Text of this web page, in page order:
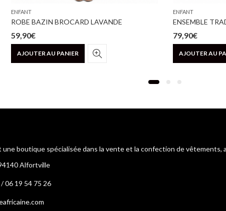
ENFANT
ROBE BAZIN BROCARD LAVANDE
59,90€
AJOUTER AU PANIER
ENFANT
79,90€
AJOUTER AU
une boutique spécialisée dans la vente et la confection de
Alfortville
06 19 54 75 26